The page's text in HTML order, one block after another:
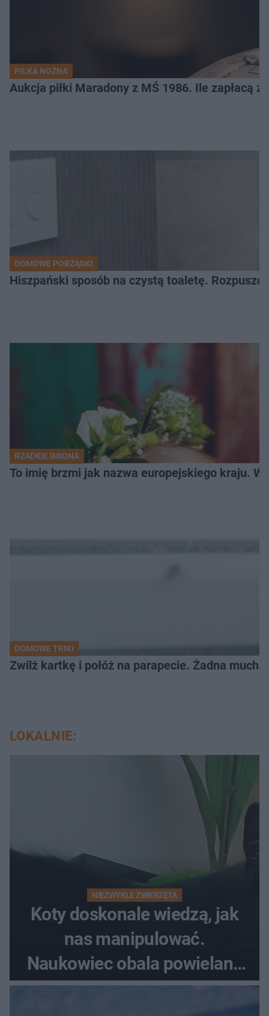
PIŁKA NOŻNA
Aukcja piłki Maradony z MŚ 1986. Ile zapłacą
DOMOWE PORZĄDKI
Hiszpański sposób na czystą toaletę.
RZADKIE IMIONA
To imię brzmi jak nazwa europejskiego kraju.
DOMOWE TRIKI
Zwilż kartkę i połóż na parapecie. Żadna
LOKALNIE:
NIEZWYKŁE ZWIERZĘTA
Koty doskonale wiedzą, jak
nas manipulować.
Naukowiec obala powielane
od lat mity na ich temat